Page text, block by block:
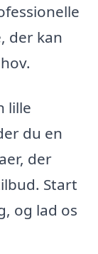
der kan
lille
du en
der
Start
og lad os